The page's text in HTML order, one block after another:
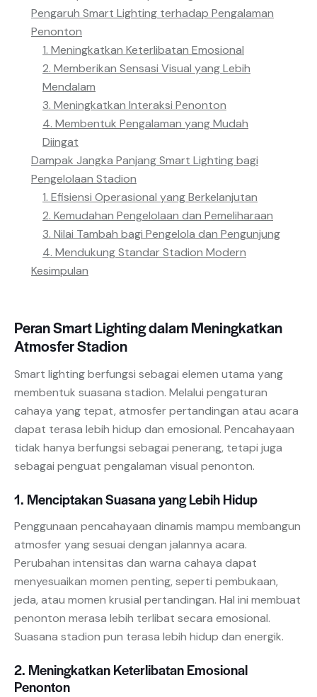
Pengaruh Smart Lighting terhadap Pengalaman
Penonton
1. Meningkatkan Keterlibatan Emosional
2. Memberikan Sensasi Visual yang Lebih
Mendalam
3. Meningkatkan Interaksi Penonton
4. Membentuk Pengalaman yang Mudah
Diingat
Dampak Jangka Panjang Smart Lighting bagi
Pengelolaan Stadion
1. Efisiensi Operasional yang Berkelanjutan
2. Kemudahan Pengelolaan dan Pemeliharaan
3. Nilai Tambah bagi Pengelola dan Pengunjung
4. Mendukung Standar Stadion Modern
Kesimpulan
Peran Smart Lighting dalam Meningkatkan
Atmosfer Stadion
Smart lighting berfungsi sebagai elemen utama yang
membentuk suasana stadion. Melalui pengaturan
cahaya yang tepat, atmosfer pertandingan atau acara
dapat terasa lebih hidup dan emosional. Pencahayaan
tidak hanya berfungsi sebagai penerang, tetapi juga
sebagai penguat pengalaman visual penonton.
1. Menciptakan Suasana yang Lebih Hidup
Penggunaan pencahayaan dinamis mampu membangun
atmosfer yang sesuai dengan jalannya acara.
Perubahan intensitas dan warna cahaya dapat
menyesuaikan momen penting, seperti pembukaan,
jeda, atau momen krusial pertandingan. Hal ini membuat
penonton merasa lebih terlibat secara emosional.
Suasana stadion pun terasa lebih hidup dan energik.
2. Meningkatkan Keterlibatan Emosional
Penonton